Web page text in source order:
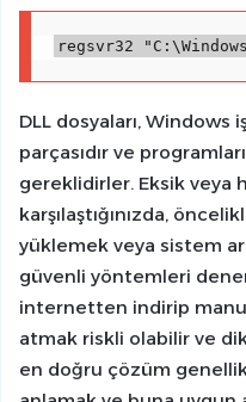
regsvr32
DLL dosyaları,
parçasıdır ve
gereklidirler. Eksik veya
karşılaştığınızda,
yüklemek veya sistem
güvenli yöntemleri
internetten indirip
atmak riskli olabilir ve
en doğru çözüm